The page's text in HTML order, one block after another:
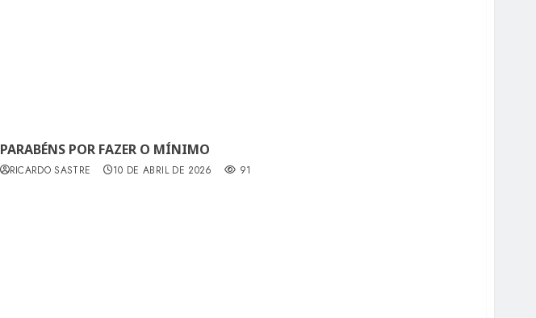
PARABÉNS POR FAZER O MÍNIMO
RICARDO SASTRE 10 DE ABRIL DE 2026 91